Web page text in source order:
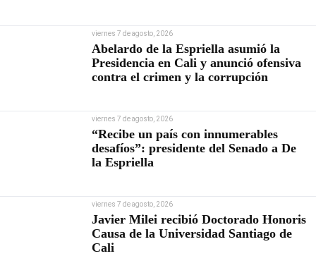
viernes 7 de agosto, 2026
Abelardo de la Espriella asumió la
Presidencia en Cali y anunció ofensiva
contra el crimen y la corrupción
viernes 7 de agosto, 2026
“Recibe un país con innumerables
desafíos”: presidente del Senado a De
la Espriella
viernes 7 de agosto, 2026
Javier Milei recibió Doctorado Honoris
Causa de la Universidad Santiago de
Cali